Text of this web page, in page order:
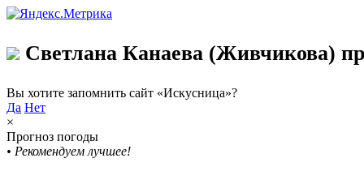
Светлана Канаева (Живчикова)
Вы хотите запомнить сайт «Искусница»?
Да Нет
×
Прогноз погоды
• Рекомендуем лучшее!